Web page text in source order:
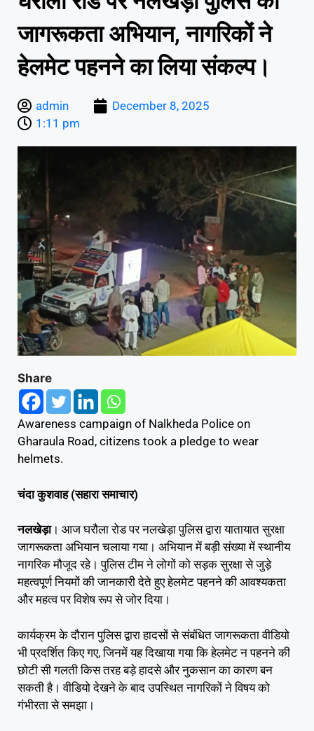
जागरूकता अभियान, नागरिकों ने
हेलमेट पहनने का लिया संकल्प।
admin
December 8, 2025
1:11 pm
Share
Awareness campaign of Nalkheda Police on
Gharaula Road, citizens took a pledge to wear
helmets.
चंदा कुशवाह (सहारा समाचार)
नलखेड़ा। आज घरौला रोड पर नलखेड़ा पुलिस द्वारा यातायात सुरक्षा
जागरूकता अभियान चलाया गया। अभियान में बड़ी संख्या में स्थानीय
नागरिक मौजूद रहे। पुलिस टीम ने लोगों को सड़क सुरक्षा से जुड़े
महत्वपूर्ण नियमों की जानकारी देते हुए हेलमेट पहनने की आवश्यकता
और महत्व पर विशेष रूप से जोर दिया।
कार्यक्रम के दौरान पुलिस द्वारा हादसों से संबंधित जागरूकता वीडियो
भी प्रदर्शित किए गए, जिनमें यह दिखाया गया कि हेलमेट न पहनने की
छोटी सी गलती किस तरह बड़े हादसे और नुकसान का कारण बन
सकती है। वीडियो देखने के बाद उपस्थित नागरिकों ने विषय को
गंभीरता से समझा।